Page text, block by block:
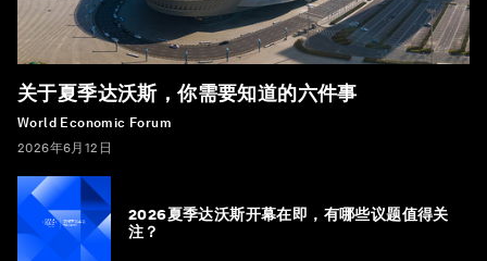
关于夏季达沃斯，你需要知道的六件事
World Economic Forum
2026年6月12日
2026夏季达沃斯开幕在即，有哪些议题值得关
注？